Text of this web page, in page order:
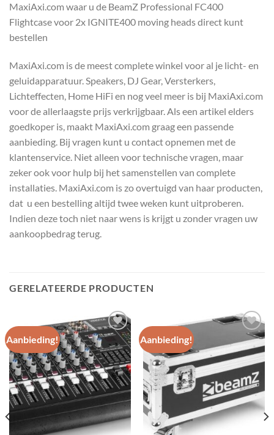
MaxiAxi.com waar u de BeamZ Professional FC400
Flightcase voor 2x IGNITE400 moving heads direct kunt
bestellen
MaxiAxi.com is de meest complete winkel voor al je licht- en
geluidapparatuur. Speakers, DJ Gear, Versterkers,
Lichteffecten, Home HiFi en nog veel meer is bij MaxiAxi.com
voor de allerlaagste prijs verkrijgbaar. Als een artikel elders
goedkoper is, maakt MaxiAxi.com graag een passende
aanbieding. Bij vragen kunt u contact opnemen met de
klantenservice. Niet alleen voor technische vragen, maar
zeker ook voor hulp bij het samenstellen van complete
installaties. MaxiAxi.com is zo overtuigd van haar producten,
dat u een bestelling altijd twee weken kunt uitproberen.
Indien deze toch niet naar wens is krijgt u zonder vragen uw
aankoopbedrag terug.
GERELATEERDE PRODUCTEN
Aanbieding!
Toevoegen
aan
wenslijst
Aanbieding!
Toevoegen
aan
wenslijst